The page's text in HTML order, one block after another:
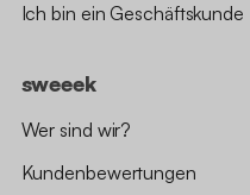
Ich bin ein Geschäftskunde
sweeek
Wer sind wir?
Kundenbewertungen